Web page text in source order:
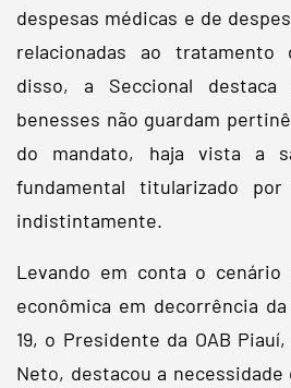
despesas médicas e de
relacionadas ao tratamento
disso, a Seccional
benesses não guardam
do mandato, haja vista a
fundamental titularizado
indistintamente.
Levando em conta o
econômica em decorrência
19, o Presidente da OAB
Neto, destacou a